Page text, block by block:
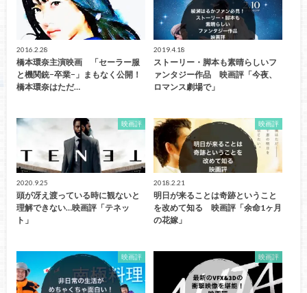
2016.2.28
橋本環奈主演映画 「セーラー服
と機関銃−卒業−」まもなく公開！
橋本環奈はただ…
2019.4.18
ストーリー・脚本も素晴らしいフ
ァンタジー作品 映画評「今夜、
ロマンス劇場で」
映画評
2020.9.25
頭が冴え渡っている時に観ないと
理解できない…映画評「テネッ
ト」
映画評
2018.2.21
明日が来ることは奇跡ということ
を改めて知る 映画評「余命1ヶ月
の花嫁」
映画評 映画評